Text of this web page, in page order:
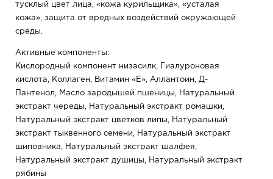
тусклый цвет лица, «кожа курильщика», «усталая
кожа», защита от вредных воздействий окружающей
среды.
Активные компоненты:
Кислородный компонент низасилк, Гиалуроновая
кислота, Коллаген, Витамин «Е», Аллантоин, Д-
Пантенол, Масло зародышей пшеницы, Натуральный
экстракт череды, Натуральный экстракт ромашки,
Натуральный экстракт цветков липы, Натуральный
экстракт тыквенного семени, Натуральный экстракт
шиповника, Натуральный экстракт шалфея,
Натуральный экстракт душицы, Натуральный экстракт
рябины